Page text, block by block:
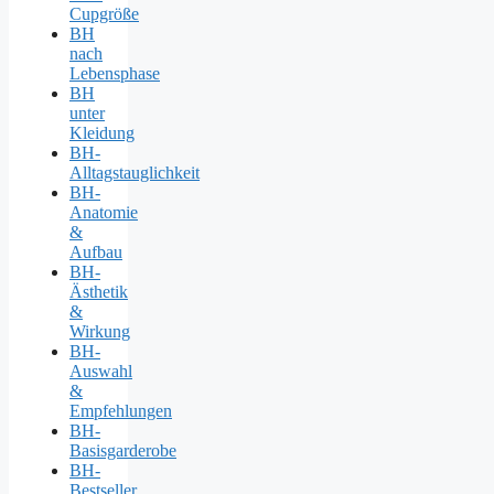
Cupgröße
BH
nach
Lebensphase
BH
unter
Kleidung
BH-
Alltagstauglichkeit
BH-
Anatomie
&
Aufbau
BH-
Ästhetik
&
Wirkung
BH-
Auswahl
&
Empfehlungen
BH-
Basisgarderobe
BH-
Bestseller